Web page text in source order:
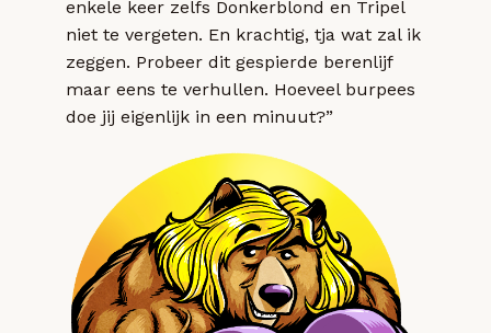
enkele keer zelfs Donkerblond en Tripel
niet te vergeten. En krachtig, tja wat zal ik
zeggen. Probeer dit gespierde berenlijf
maar eens te verhullen. Hoeveel burpees
doe jij eigenlijk in een minuut?”